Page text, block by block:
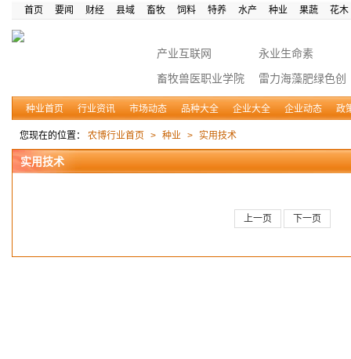
首页 要闻 财经 县域 畜牧 饲料 特养 水产 种业 果蔬 花木
产业互联网
永业生命素
畜牧兽医职业学院
雷力海藻肥绿色创
富
种业首页 行业资讯 市场动态 品种大全 企业大全 企业动态 政
您现在的位置： 农博行业首页 > 种业 > 实用技术
实用技术
上一页 下一页